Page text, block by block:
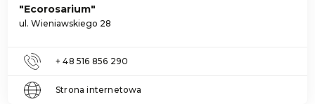
"Ecorosarium"
ul. Wieniawskiego 28
+ 48 516 856 290
Strona internetowa